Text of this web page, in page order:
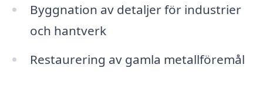
Byggnation av detaljer för industrier
och hantverk
Restaurering av gamla metallföremål